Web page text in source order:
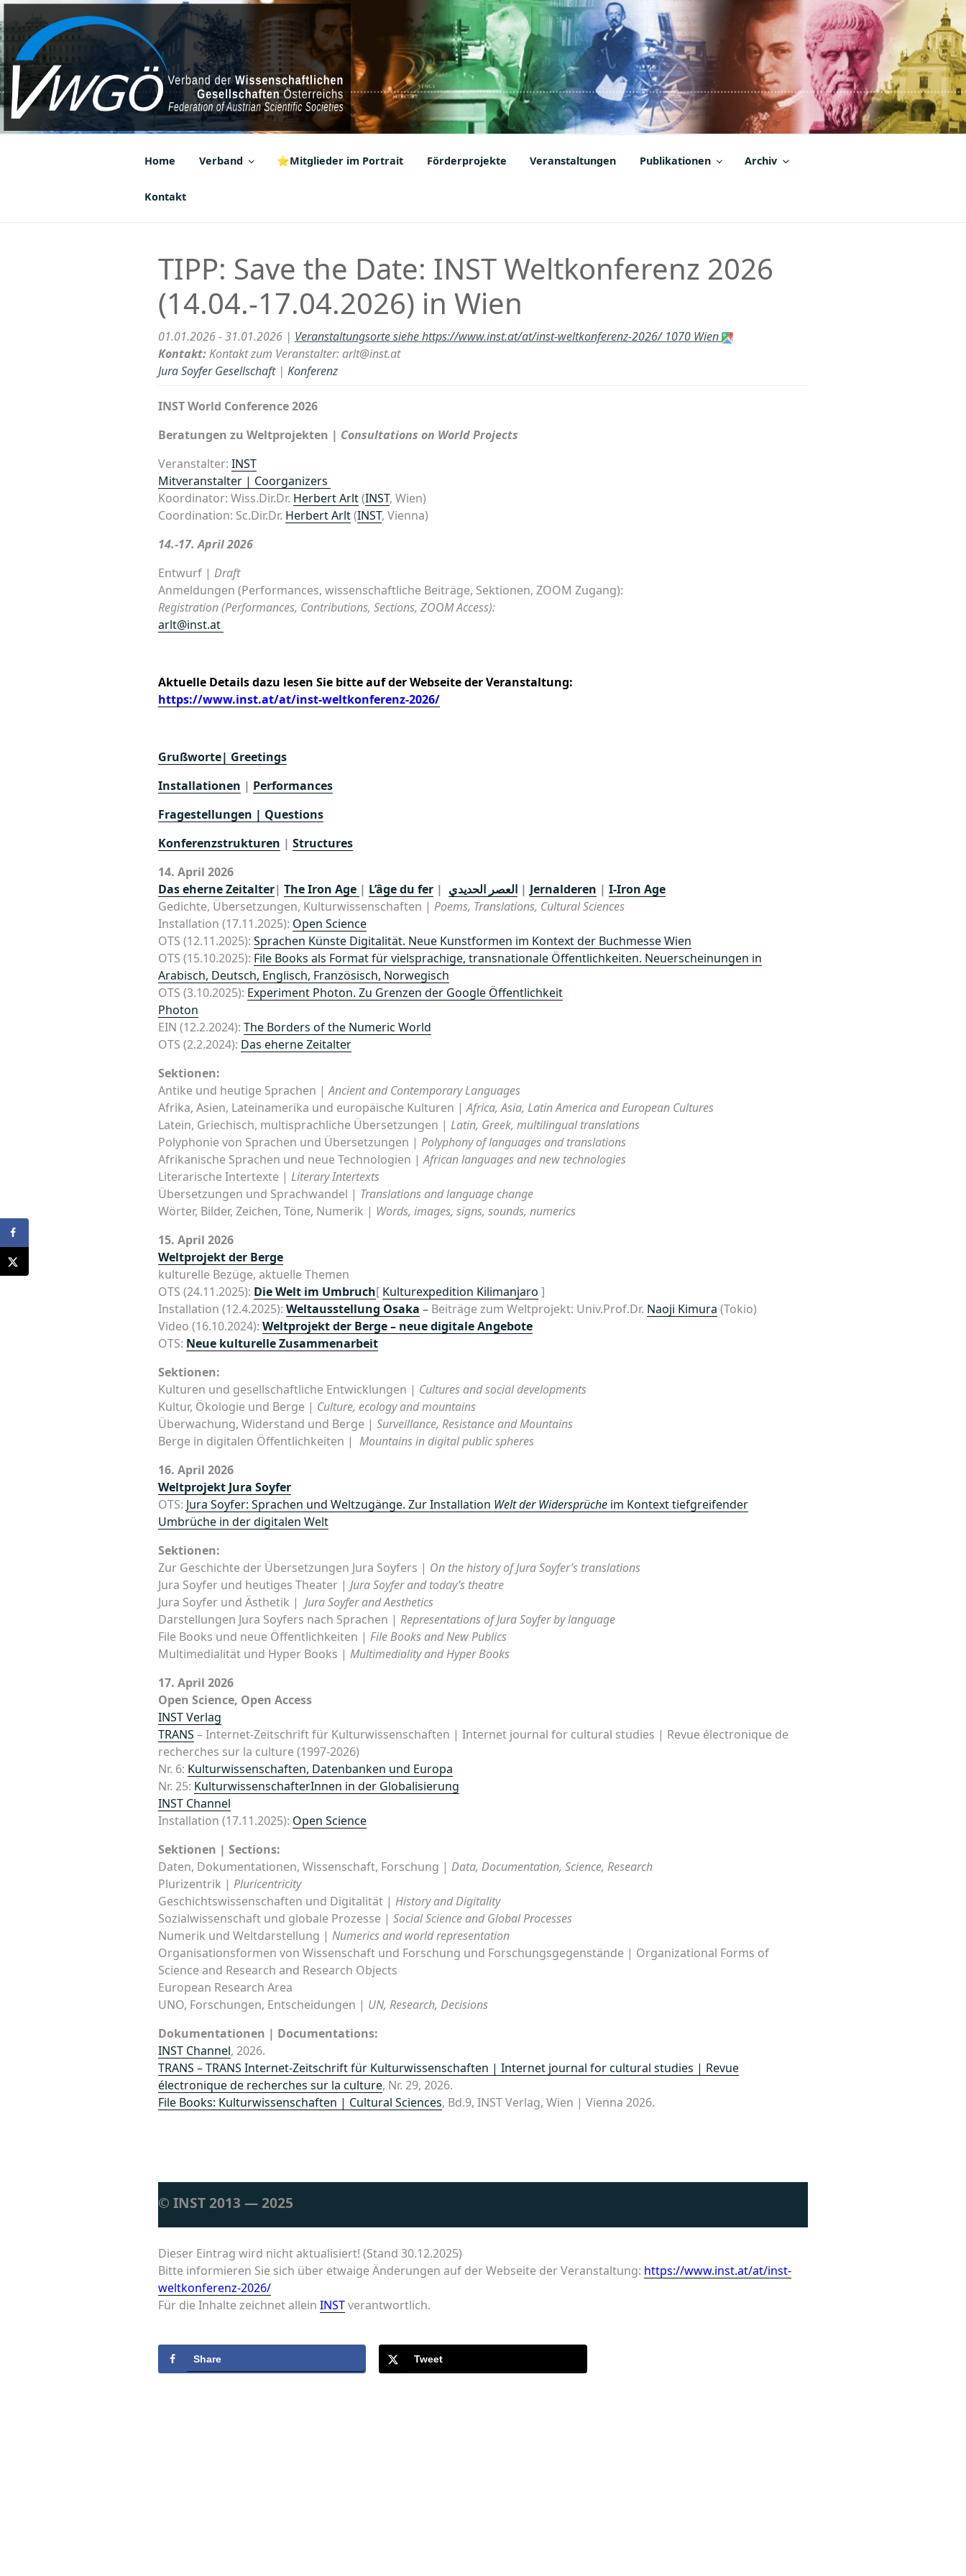
Zum
Inhalt
springen
VWGÖ
Federation of Austrian Scientific Societies
Home Verband ⭐Mitglieder im Portrait Förderprojekte Veranstaltungen Publikationen Archiv
Kontakt
TIPP: Save the Date: INST Weltkonferenz 2026
(14.04.-17.04.2026) in Wien
01.01.2026 - 31.01.2026 | Veranstaltungsorte siehe https://www.inst.at/at/inst-weltkonferenz-2026/ 1070 Wien
Kontakt:Kontakt zum Veranstalter: arlt@inst.at
Jura Soyfer Gesellschaft| Konferenz
INST World Conference 2026
Beratungen zu Weltprojekten | Consultations on World Projects
Veranstalter: INST
Mitveranstalter | Coorganizers
Koordinator: Wiss.Dir.Dr. Herbert Arlt(INST, Wien)
Coordination: Sc.Dir.Dr. Herbert Arlt(INST, Vienna)
14.-17. April 2026
Entwurf | Draft
Anmeldungen (Performances, wissenschaftliche Beiträge, Sektionen, ZOOM Zugang):
Registration (Performances, Contributions, Sections, ZOOM Access):
arlt@inst.at
Aktuelle Details dazu lesen Sie bitte auf der Webseite der Veranstaltung:
https://www.inst.at/at/inst-weltkonferenz-2026/
Grußworte| Greetings
Installationen | Performances
Fragestellungen | Questions
Konferenzstrukturen | Structures
14. April 2026
Das eherne Zeitalter| The Iron Age | L’âge du fer | العصر الحديدي | Jernalderen | I-Iron Age
Gedichte, Übersetzungen, Kulturwissenschaften | Poems, Translations, Cultural Sciences
Installation (17.11.2025): Open Science
OTS (12.11.2025): Sprachen Künste Digitalität. Neue Kunstformen im Kontext der Buchmesse Wien
OTS (15.10.2025): File Books als Format für vielsprachige, transnationale Öffentlichkeiten. Neuerscheinungen in
Arabisch, Deutsch, Englisch, Französisch, Norwegisch
OTS (3.10.2025): Experiment Photon. Zu Grenzen der Google Öffentlichkeit
Photon
EIN (12.2.2024): The Borders of the Numeric World
OTS (2.2.2024): Das eherne Zeitalter
Sektionen:
Antike und heutige Sprachen |Ancient and Contemporary Languages
Afrika, Asien, Lateinamerika und europäische Kulturen |Africa, Asia, Latin America and European Cultures
Latein, Griechisch, multisprachliche Übersetzungen | Latin, Greek, multilingual translations
Polyphonie von Sprachen und Übersetzungen | Polyphony of languages and translations
Afrikanische Sprachen und neue Technologien |African languages and new technologies
Literarische Intertexte | Literary Intertexts
Übersetzungen und Sprachwandel | Translations and language change
Wörter, Bilder, Zeichen, Töne, Numerik | Words, images, signs, sounds, numerics
15. April 2026
Weltprojekt der Berge
kulturelle Bezüge, aktuelle Themen
OTS (24.11.2025): Die Welt im Umbruch[ Kulturexpedition Kilimanjaro ]
Installation (12.4.2025): Weltausstellung Osaka – Beiträge zum Weltprojekt: Univ.Prof.Dr. Naoji Kimura (Tokio)
Video (16.10.2024): Weltprojekt der Berge – neue digitale Angebote
OTS: Neue kulturelle Zusammenarbeit
Sektionen:
Kulturen und gesellschaftliche Entwicklungen | Cultures and social developments
Kultur, Ökologie und Berge | Culture, ecology and mountains
Überwachung, Widerstand und Berge | Surveillance, Resistance and Mountains
Berge in digitalen Öffentlichkeiten | Mountains in digital public spheres
16. April 2026
Weltprojekt Jura Soyfer
OTS: Jura Soyfer: Sprachen und Weltzugänge. Zur Installation Welt der Widersprüche im Kontext tiefgreifender
Umbrüche in der digitalen Welt
Sektionen:
Zur Geschichte der Übersetzungen Jura Soyfers | On the history of Jura Soyfer’s translations
Jura Soyfer und heutiges Theater | Jura Soyfer and today’s theatre
Jura Soyfer und Ästhetik | Jura Soyfer and Aesthetics
Darstellungen Jura Soyfers nach Sprachen | Representations of Jura Soyfer by language
File Books und neue Öffentlichkeiten | File Books and New Publics
Multimedialität und Hyper Books | Multimediality and Hyper Books
17. April 2026
Open Science, Open Access
INST Verlag
TRANS – Internet-Zeitschrift für Kulturwissenschaften | Internet journal for cultural studies | Revue électronique de
recherches sur la culture (1997-2026)
Nr. 6: Kulturwissenschaften, Datenbanken und Europa
Nr. 25: KulturwissenschafterInnen in der Globalisierung
INST Channel
Installation (17.11.2025): Open Science
Sektionen | Sections:
Daten, Dokumentationen, Wissenschaft, Forschung | Data, Documentation, Science, Research
Plurizentrik | Pluricentricity
Geschichtswissenschaften und Digitalität | History and Digitality
Sozialwissenschaft und globale Prozesse | Social Science and Global Processes
Numerik und Weltdarstellung | Numerics and world representation
Organisationsformen von Wissenschaft und Forschung und Forschungsgegenstände | Organizational Forms of
Science and Research and Research Objects
European Research Area
UNO, Forschungen, Entscheidungen | UN, Research, Decisions
Dokumentationen | Documentations:
INST Channel, 2026.
TRANS – TRANS Internet-Zeitschrift für Kulturwissenschaften | Internet journal for cultural studies | Revue
électronique de recherches sur la culture, Nr. 29, 2026.
File Books: Kulturwissenschaften | Cultural Sciences, Bd.9, INST Verlag, Wien | Vienna 2026.
© INST 2013 — 2025
Dieser Eintrag wird nicht aktualisiert! (Stand 30.12.2025)
Bitte informieren Sie sich über etwaige Änderungen auf der Webseite der Veranstaltung: https://www.inst.at/at/inst-
weltkonferenz-2026/
Für die Inhalte zeichnet allein INSTverantwortlich.
Share Tweet